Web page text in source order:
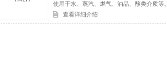
使用于水、蒸汽、燃气、油品、酸类介质等。
查看详细介绍